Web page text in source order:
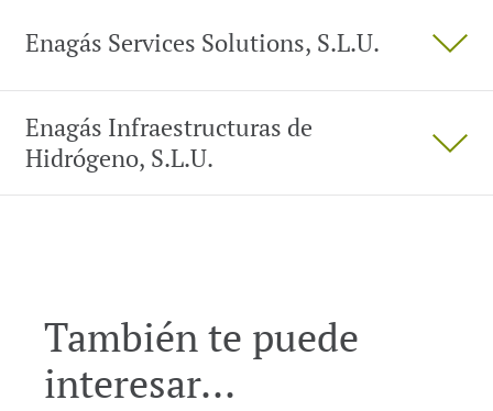
Enagás Services Solutions, S.L.U.
Enagás Infraestructuras de
Hidrógeno, S.L.U.
También te puede
interesar...